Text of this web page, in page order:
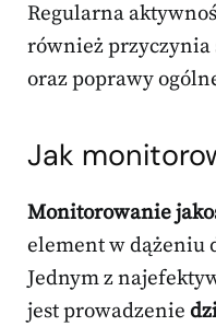
Regularna
również przyczynia
oraz poprawy
Jak
Monitorowanie
element w dążeniu
Jednym z
jest prowadzenie